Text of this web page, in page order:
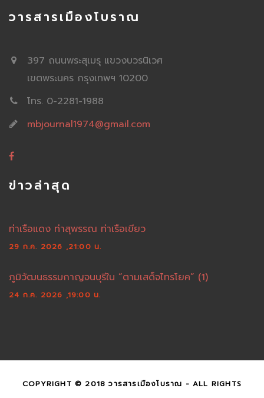
วารสารเมืองโบราณ
397 ถนนพระสุเมรุ แขวงบวรนิเวศ
เขตพระนคร กรุงเทพฯ 10200
โทร. 0-2281-1988
mbjournal1974@gmail.com
ข่าวล่าสุด
ท่าเรือแดง ท่าสุพรรณ ท่าเรือเขียว
29 ก.ค. 2026 ,21:00 น.
ภูมิวัฒนธรรมกาญจนบุรีใน “ตามเสด็จไทรโยค” (1)
24 ก.ค. 2026 ,19:00 น.
COPYRIGHT © 2018 วารสารเมืองโบราณ - ALL RIGHTS